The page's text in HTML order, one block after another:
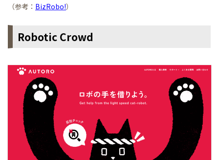
（参考： BizRobo!）
Robotic Crowd